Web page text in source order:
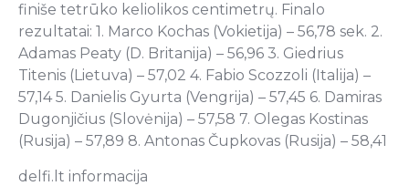
finiše tetrūko keliolikos centimetrų. Finalo
rezultatai: 1. Marco Kochas (Vokietija) – 56,78 sek. 2.
Adamas Peaty (D. Britanija) – 56,96 3. Giedrius
Titenis (Lietuva) – 57,02 4. Fabio Scozzoli (Italija) –
57,14 5. Danielis Gyurta (Vengrija) – 57,45 6. Damiras
Dugonjičius (Slovėnija) – 57,58 7. Olegas Kostinas
(Rusija) – 57,89 8. Antonas Čupkovas (Rusija) – 58,41
delfi.lt informacija